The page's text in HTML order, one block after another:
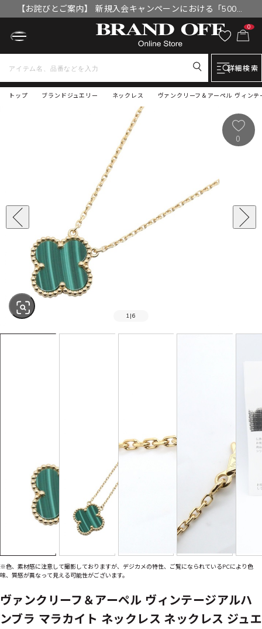
【お詫びとご案内】 新規入会キャンペーンにおける「500円
OFFクーポン」付与漏れと補填について
0
詳細検索
トップ ヴァンクリーフ＆アーペル ヴィン
ブランドジュエリー ネックレス
1 |6
0
※色、素材感に注意して撮影しておりますが、デジカメの特性、ご覧になられているPCにより色
味、質感が異なって見える可能性がございます。
ヴァンクリーフ＆アーペル ヴィンテージアルハ
ンブラ マラカイト ネックレス ネックレス ジュエ